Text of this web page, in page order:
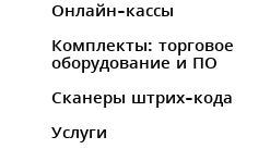
Онлайн-кассы
Комплекты: торговое
оборудование и ПО
Сканеры штрих-кода
Услуги